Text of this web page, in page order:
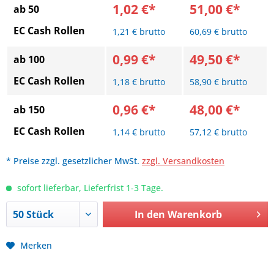
ab 50
EC Cash Rollen
1,02 €*
1,21 € brutto
51,00 €*
60,69 € brutto
ab 100
EC Cash Rollen
0,99 €*
1,18 € brutto
49,50 €*
58,90 € brutto
ab 150
EC Cash Rollen
0,96 €*
1,14 € brutto
48,00 €*
57,12 € brutto
* Preise zzgl. gesetzlicher MwSt. zzgl. Versandkosten
sofort lieferbar, Lieferfrist 1-3 Tage.
In den Warenkorb
Merken